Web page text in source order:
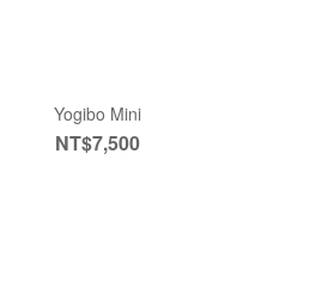
Yogibo Mini
NT$7,500